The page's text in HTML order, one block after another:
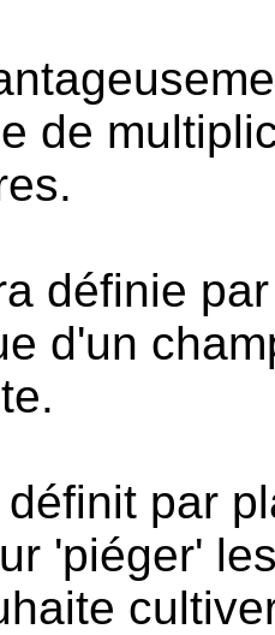
de
définie
d'un
définit par
'piéger'